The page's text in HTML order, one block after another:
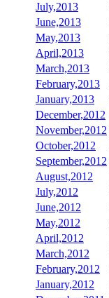
July,2013
June,2013
May,2013
April,2013
March,2013
February,2013
January,2013
December,2012
November,2012
October,2012
September,2012
August,2012
July,2012
June,2012
May,2012
April,2012
March,2012
February,2012
January,2012